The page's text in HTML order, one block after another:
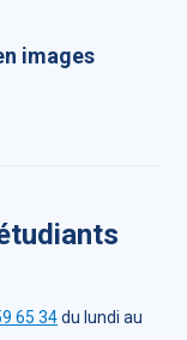
images
65 34du lundi au